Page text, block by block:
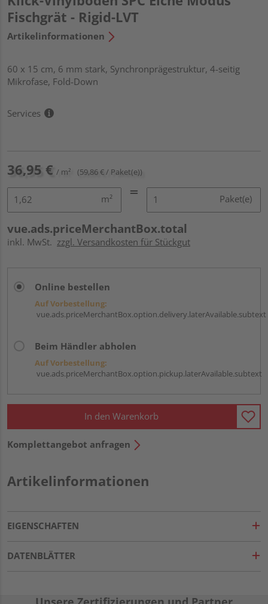
Fischgrät - Rigid-LVT
Artikelinformationen
60 x 15 cm, 6 mm stark, Synchronprägestruktur, 4-seitig
Mikrofase, Fold-Down
Services
36,95 € / m² (59,86 € / Paket(e))
m² Paket(e)
vue.ads.priceMerchantBox.total
inkl. MwSt. zzgl. Versandkosten für Stückgut
Online bestellen
Auf Vorbestellung:
vue.ads.priceMerchantBox.option.delivery.laterAvailable.subtext
Beim Händler abholen
Auf Vorbestellung:
vue.ads.priceMerchantBox.option.pickup.laterAvailable.subtext
In den Warenkorb
Komplettangebot anfragen
Artikelinformationen
EIGENSCHAFTEN
DATENBLÄTTER